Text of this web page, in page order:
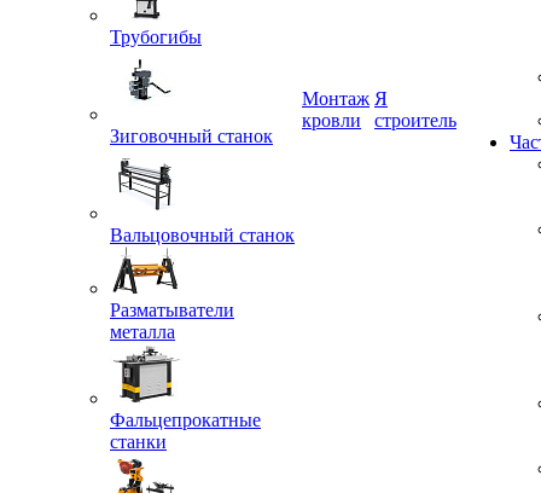
Трубогибы
Зиговочный станок
Вальцовочный станок
Разматыватели
металла
Фальцепрокатные
станки
Монтаж
Я